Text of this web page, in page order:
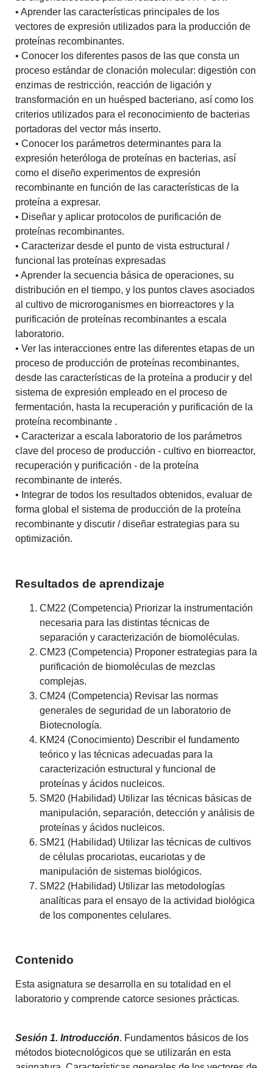
• Aprender las características principales de los
vectores de expresión utilizados para la producción de
proteínas recombinantes.
• Conocer los diferentes pasos de las que consta un
proceso estándar de clonación molecular: digestión con
enzimas de restricción, reacción de ligación y
transformación en un huésped bacteriano, así como los
criterios utilizados para el reconocimiento de bacterias
portadoras del vector más inserto.
• Conocer los parámetros determinantes para la
expresión heteróloga de proteínas en bacterias, así
como el diseño experimentos de expresión
recombinante en función de las características de la
proteína a expresar.
• Diseñar y aplicar protocolos de purificación de
proteínas recombinantes.
• Caracterizar desde el punto de vista estructural /
funcional las proteínas expresadas
• Aprender la secuencia básica de operaciones, su
distribución en el tiempo, y los puntos claves asociados
al cultivo de microroganismes en biorreactores y la
purificación de proteínas recombinantes a escala
laboratorio.
• Ver las interacciones entre las diferentes etapas de un
proceso de producción de proteínas recombinantes,
desde las características de la proteína a producir y del
sistema de expresión empleado en el proceso de
fermentación, hasta la recuperación y purificación de la
proteína recombinante .
• Caracterizar a escala laboratorio de los parámetros
clave del proceso de producción - cultivo en biorreactor,
recuperación y purificación - de la proteína
recombinante de interés.
• Integrar de todos los resultados obtenidos, evaluar de
forma global el sistema de producción de la proteína
recombinante y discutir / diseñar estrategias para su
optimización.
Resultados de aprendizaje
CM22 (Competencia) Priorizar la instrumentación
necesaria para las distintas técnicas de
separación y caracterización de biomoléculas.
CM23 (Competencia) Proponer estrategias para la
purificación de biomoléculas de mezclas
complejas.
CM24 (Competencia) Revisar las normas
generales de seguridad de un laboratorio de
Biotecnología.
KM24 (Conocimiento) Describir el fundamento
teórico y las técnicas adecuadas para la
caracterización estructural y funcional de
proteínas y ácidos nucleicos.
SM20 (Habilidad) Utilizar las técnicas básicas de
manipulación, separación, detección y análisis de
proteínas y ácidos nucleicos.
SM21 (Habilidad) Utilizar las técnicas de cultivos
de células procariotas, eucariotas y de
manipulación de sistemas biológicos.
SM22 (Habilidad) Utilizar las metodologías
analíticas para el ensayo de la actividad biológica
de los componentes celulares.
Contenido
Esta asignatura se desarrolla en su totalidad en el
laboratorio y comprende catorce sesiones prácticas.
Sesión 1. Introducción. Fundamentos básicos de los
métodos biotecnológicos que se utilizarán en esta